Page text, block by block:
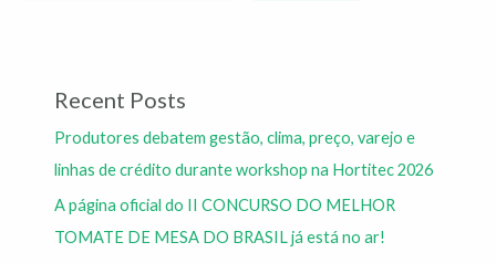
Recent Posts
Produtores debatem gestão, clima, preço, varejo e
linhas de crédito durante workshop na Hortitec 2026
A página oficial do II CONCURSO DO MELHOR
TOMATE DE MESA DO BRASIL já está no ar!